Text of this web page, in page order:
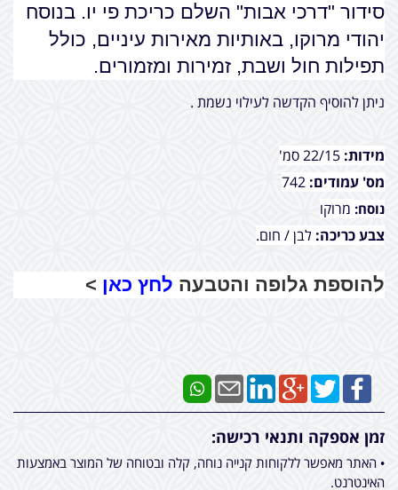
סידור "דרכי אבות" השלם כריכת פי יו. בנוסח
יהודי מרוקו, באותיות מאירות עיניים, כולל
תפילות חול ושבת, זמירות ומזמורים.
ניתן להוסיף הקדשה לעילוי נשמת .
מידות:
מס' עמודים:
נוסח: מרוקו
צבע כריכה: לבן / חום.
להוספת גלופה והטבעה לחץ כאן >
זמן אספקה ותנאי רכישה:
• האתר מאפשר ללקוחות קנייה נוחה, קלה ובטוחה של המוצר באמצעות
האינטרנט.